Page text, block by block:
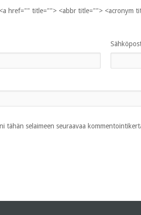
<a href="" title=""> <abbr title=""> <acronym
tähän selaimeen seuraavaa